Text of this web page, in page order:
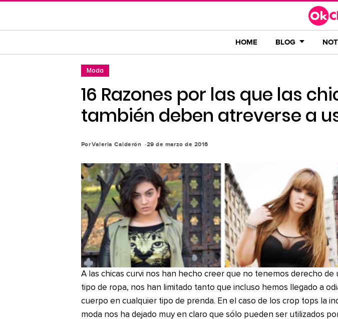
contenido
HOME BLOG
Moda
16 Razones por las que las
también deben atreverse a
PorValeria Calderón 29 de marzo de 2016
A las chicas curvi nos han hecho creer que no tenemos derecho de
tipo de ropa, nos han limitado tanto que incluso hemos llegado a
cuerpo en cualquier tipo de prenda. En el caso de los crop tops la
moda nos ha dejado muy en claro que sólo pueden ser utilizados